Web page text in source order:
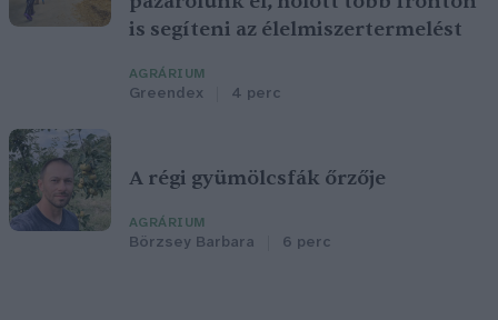
is segíteni az élelmiszertermelést
AGRÁRIUM
Greendex 4 perc
A régi gyümölcsfák őrzője
AGRÁRIUM
Börzsey Barbara 6 perc